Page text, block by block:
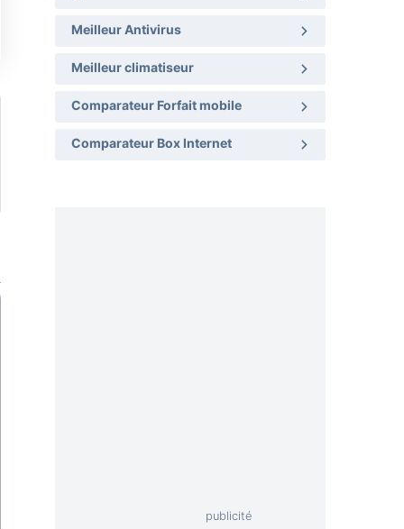
Meilleur Antivirus
Meilleur climatiseur
Comparateur Forfait mobile
Comparateur Box Internet